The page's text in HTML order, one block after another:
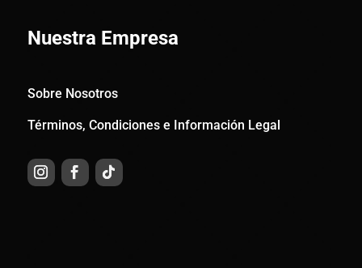
Nuestra Empresa
Sobre Nosotros
Términos, Condiciones e Información Legal